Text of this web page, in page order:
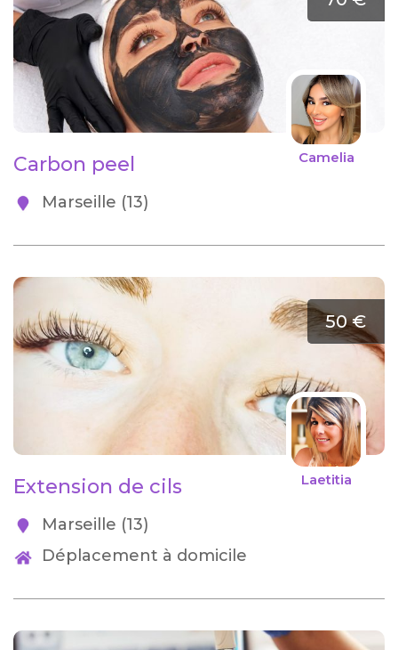
Camelia
Carbon peel
Marseille (13)
50 €
Laetitia
Extension de cils
Marseille (13)
Déplacement à domicile